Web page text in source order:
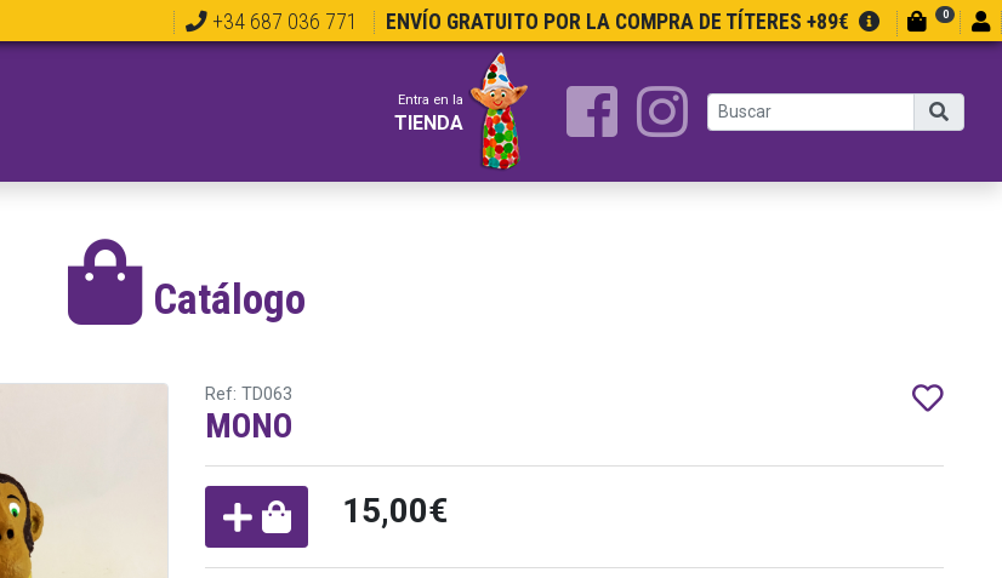
+34 687 036 771 ENVÍO GRATUITO POR LA COMPRA DE TÍTERES +89€ 0
Entra en la
TIENDA
Catálogo
Ref: TD063
MONO
15,00€